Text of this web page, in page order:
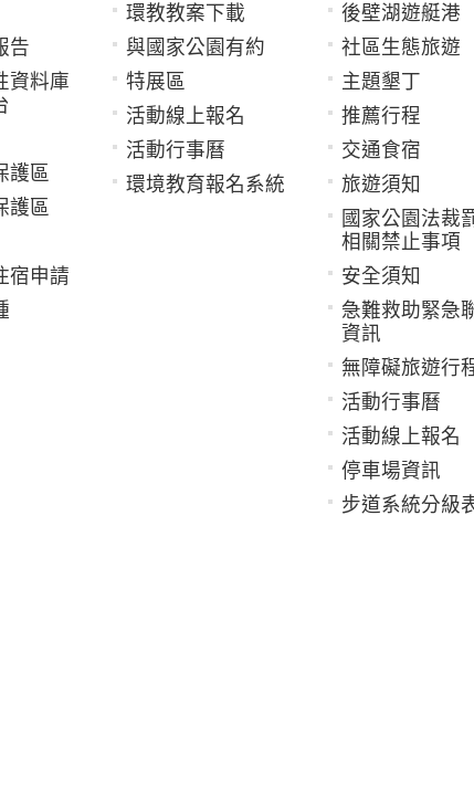
告
資料庫
護區
護區
宿申請
環教教案下載
與國家公園有約
特展區
活動線上報名
活動行事曆
環境教育報名系統
後壁湖遊艇港
社區生態旅遊
主題墾丁
推薦行程
交通食宿
旅遊須知
國家公園法裁
相關禁止事項
安全須知
急難救助緊急
資訊
無障礙旅遊行
活動行事曆
活動線上報名
停車場資訊
步道系統分級